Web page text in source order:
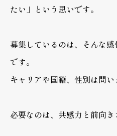
たい」という思いです。
募集しているのは、そんな感
です。
キャリアや国籍、性別は問い
必要なのは、共感力と前向き